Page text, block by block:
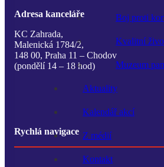
Boj proti
Kvalitní
Muzeum
Aktuality
Kalendář akcí
Z médií
Kontakt
Adresa kanceláře
KC Zahrada,
Malenická 1784/2,
148 00, Praha 11 – Chodov
(pondělí 14 – 18 hod)
Rychlá navigace